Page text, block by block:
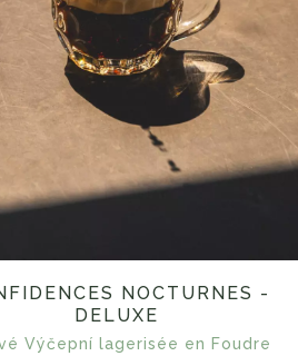
NOCTURNES -
DELUXE
Výčepní lagerisée en Foudre